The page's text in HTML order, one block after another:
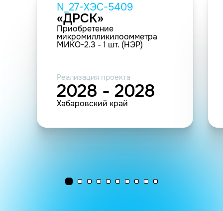
N_27-ХЭС-5409
«ДРСК»
Приобретение
микромилликилоомметра
МИКО-2.3 - 1 шт. (НЭР)
Реализация проекта
2028 - 2028
Хабаровский край